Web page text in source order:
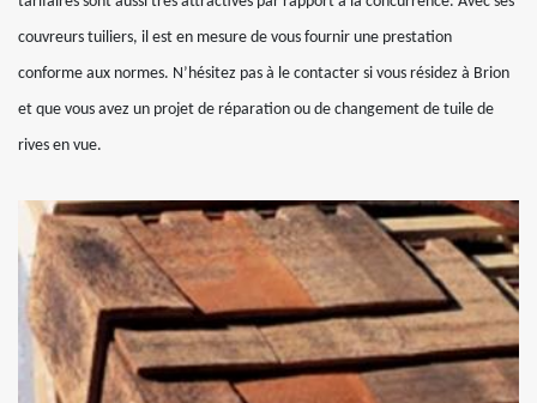
couvreurs tuiliers, il est en mesure de vous fournir une prestation
conforme aux normes. N’hésitez pas à le contacter si vous résidez à Brion
et que vous avez un projet de réparation ou de changement de tuile de
rives en vue.